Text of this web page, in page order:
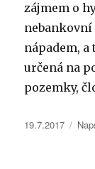
zájmem o
nápadem,
určená na
pozemky,
Publikováno:
19.7.2017